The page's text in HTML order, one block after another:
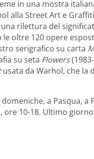
in una mostra
alla Street Art e
rilettura del
oltre 120 opere
serigrafico su carta
su seta Flowers
usata da Warhol, che la
a Pasqua, a
ore 10-18. Ultimo